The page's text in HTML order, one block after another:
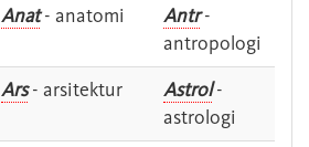
Anat- anatomi Antr-
antropologi
Ars- arsitektur Astrol-
astrologi